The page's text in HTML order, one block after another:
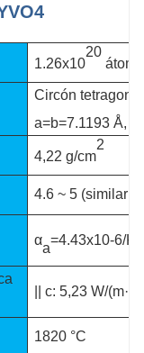
1.26x10
20
Circón
a=b=7.1193 Å,
4,22 g/cm
2
4.6 ~ 5 (similar
αa=4.43x10-6/K,
|| c: 5,23 W/
1820 °C